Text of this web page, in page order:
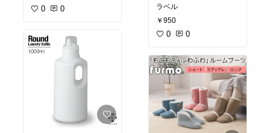
0 0
ラベル
￥950
0 0